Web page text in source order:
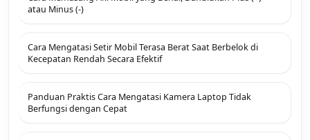
atau Minus (-)
Cara Mengatasi Setir Mobil Terasa Berat Saat Berbelok di
Kecepatan Rendah Secara Efektif
Panduan Praktis Cara Mengatasi Kamera Laptop Tidak
Berfungsi dengan Cepat